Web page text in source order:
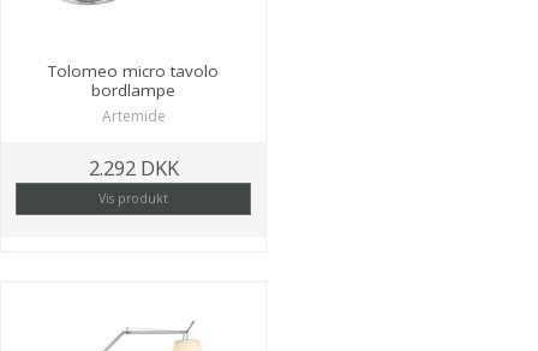
Tolomeo micro tavolo
bordlampe
Artemide
2.292 DKK
Vis produkt